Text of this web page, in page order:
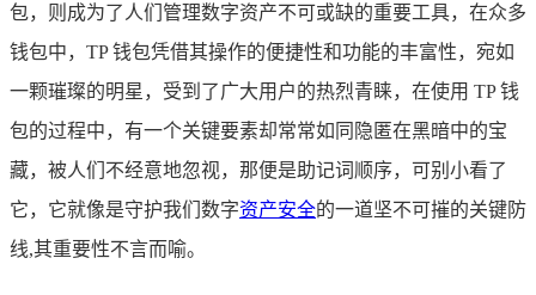
包，则成为了人们管理数字资产不可或缺的重要工具，在众多
钱包中，TP 钱包凭借其操作的便捷性和功能的丰富性，宛如
一颗璀璨的明星，受到了广大用户的热烈青睐，在使用 TP 钱
包的过程中，有一个关键要素却常常如同隐匿在黑暗中的宝
藏，被人们不经意地忽视，那便是助记词顺序，可别小看了
它，它就像是守护我们数字资产安全的一道坚不可摧的关键防
线,其重要性不言而喻。